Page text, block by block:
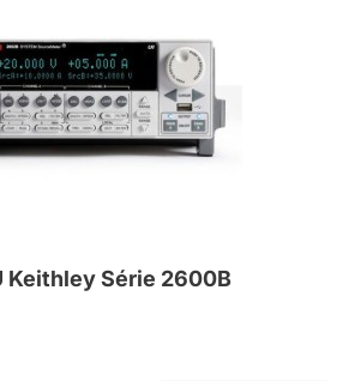
Keithley Série 2600B